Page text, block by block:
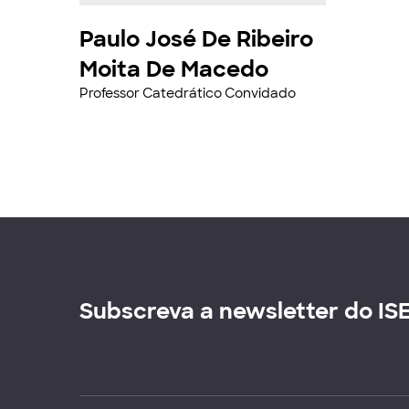
Paulo José De Ribeiro
Moita De Macedo
Professor Catedrático Convidado
Subscreva a newsletter do